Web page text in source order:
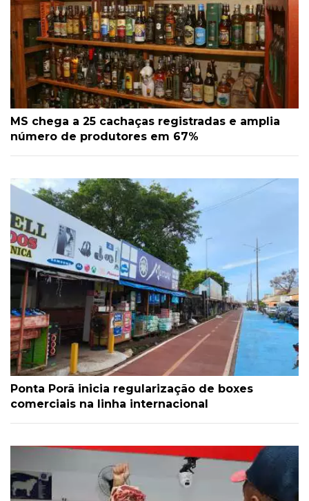
MS chega a 25 cachaças registradas e amplia
número de produtores em 67%
Ponta Porã inicia regularização de boxes
comerciais na linha internacional